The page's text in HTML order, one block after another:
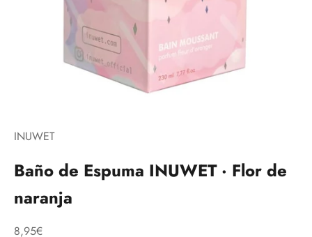
INUWET
Baño de Espuma INUWET · Flor de
naranja
Precio de oferta
8,95€